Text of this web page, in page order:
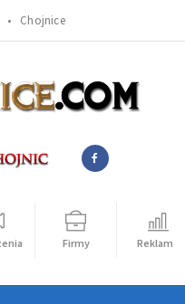
• Chojnice
Firmy Reklama